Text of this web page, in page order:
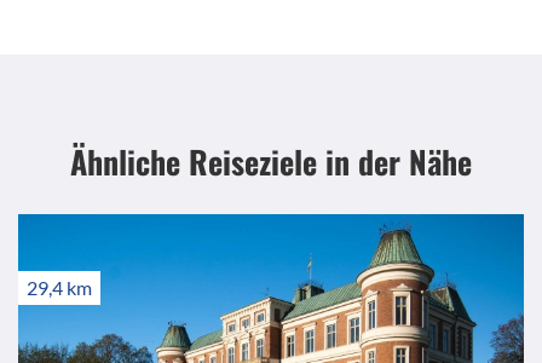
Ähnliche Reiseziele in der Nähe
29,4 km